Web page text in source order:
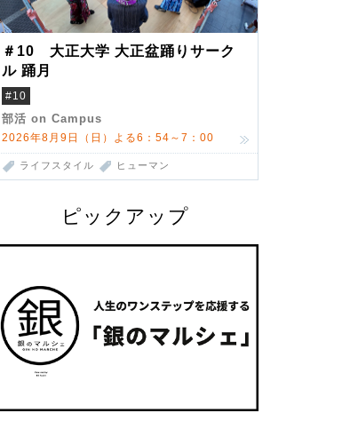
＃10 大正大学 大正盆踊りサーク
ル 踊月
#10
部活 on Campus
2026年8月9日（日）よる6：54～7：00
ライフスタイル ヒューマン
ピックアップ